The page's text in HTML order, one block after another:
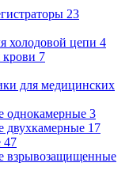
23
холодовой цепи 4
7
для медицинских
однокамерные 3
двухкамерные 17
47
взрывозащищенные